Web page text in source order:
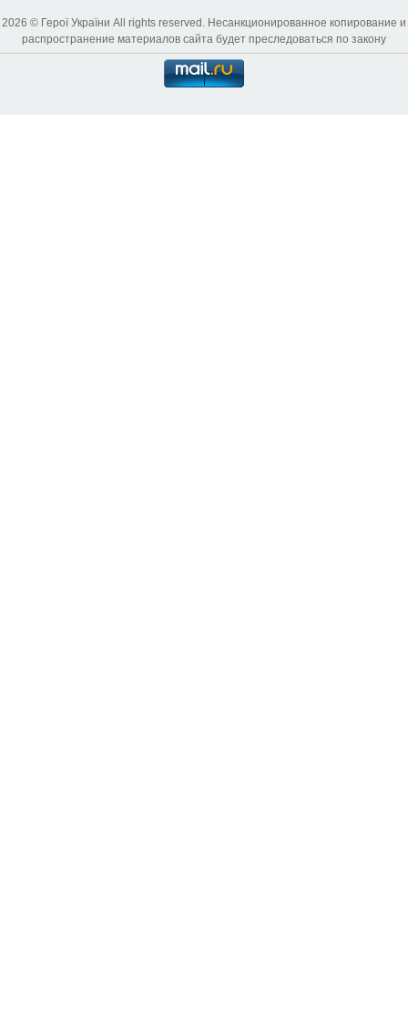
2026 © Герої України All rights reserved. Несанкционированное копирование и
распространение материалов сайта будет преследоваться по закону